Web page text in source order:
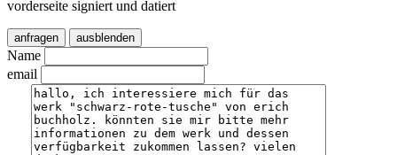
vorderseite signiert und datiert
anfragen ausblenden
Name
email